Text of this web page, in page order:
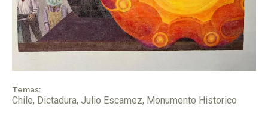
Temas:
Chile, Dictadura, Julio Escamez, Monumento Historico